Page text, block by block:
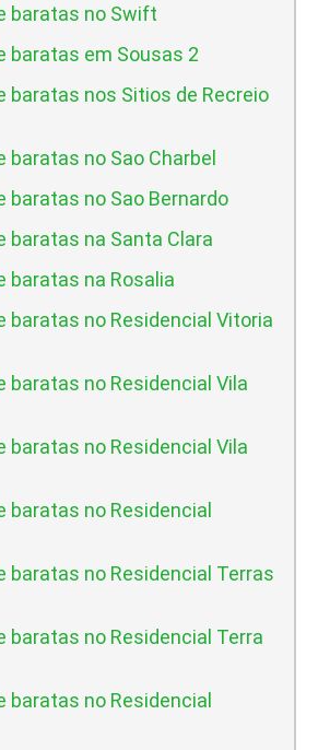
baratas no Swift
baratas em Sousas 2
baratas nos Sitios de Recreio
baratas no Sao Charbel
baratas no Sao Bernardo
baratas na Santa Clara
baratas na Rosalia
baratas no Residencial Vitoria
baratas no Residencial Vila
baratas no Residencial Vila
baratas no Residencial
baratas no Residencial Terras
baratas no Residencial Terra
baratas no Residencial